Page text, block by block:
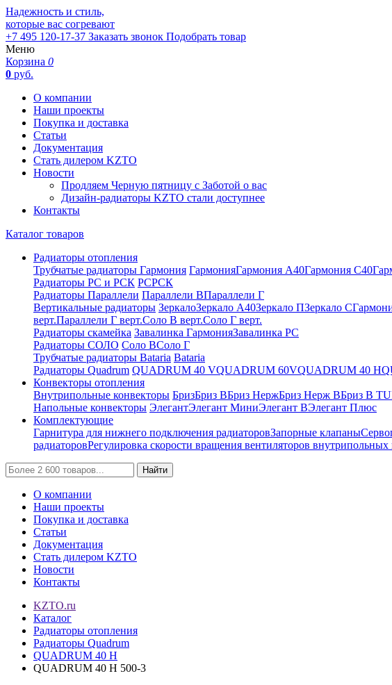
Надежность и стиль,
которые вас согревают
+7 495 120-17-37 Заказать звонок Подобрать товар
Меню
Корзина 0
0 руб.
О компании
Наши проекты
Покупка и доставка
Статьи
Документация
Стать дилером KZTO
Новости
Продляем Черную пятницу с Заботой о вас
Дизайн-радиаторы KZTO стали доступнее
Контакты
Каталог товаров
Радиаторы отопления
Трубчатые радиаторы Гармония ГармонияГармония А40Гармония С40
Радиаторы РС и РСК РСРСК
Радиаторы Параллели Параллели ВПараллели Г
Вертикальные радиаторы ЗеркалоЗеркало А40Зеркало ПЗеркало С
верт.Параллели Г верт.Соло В верт.Соло Г верт.
Радиаторы скамейка Завалинка ГармонияЗавалинка РС
Радиаторы СОЛО Соло ВСоло Г
Трубчатые радиаторы Bataria Bataria
Радиаторы Quadrum QUADRUM 40 VQUADRUM 60VQUADRUM 40 H
Конвекторы отопления
Внутрипольные конвекторы БризБриз ВБриз НержБриз Нерж ВБриз В
Напольные конвекторы ЭлегантЭлегант МиниЭлегант ВЭлегант Плюс
Комплектующие
Гарнитура для нижнего подключения радиаторовЗапорные клапаны
радиаторовРегулировка скорости вращения вентиляторов внутрипольных
Найти
О компании
Наши проекты
Покупка и доставка
Статьи
Документация
Стать дилером KZTO
Новости
Контакты
KZTO.ru
Каталог
Радиаторы отопления
Радиаторы Quadrum
QUADRUM 40 H
QUADRUM 40 H 500-3